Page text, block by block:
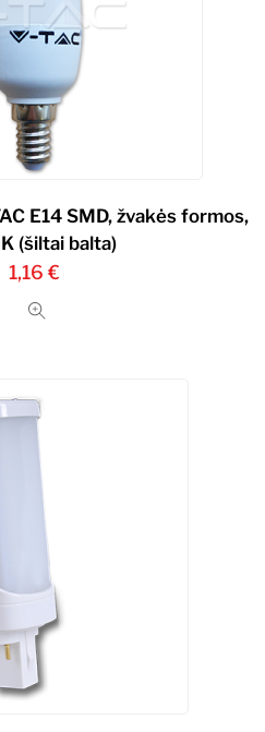
E14 SMD, žvakės formos,
(šiltai balta)
1,16€